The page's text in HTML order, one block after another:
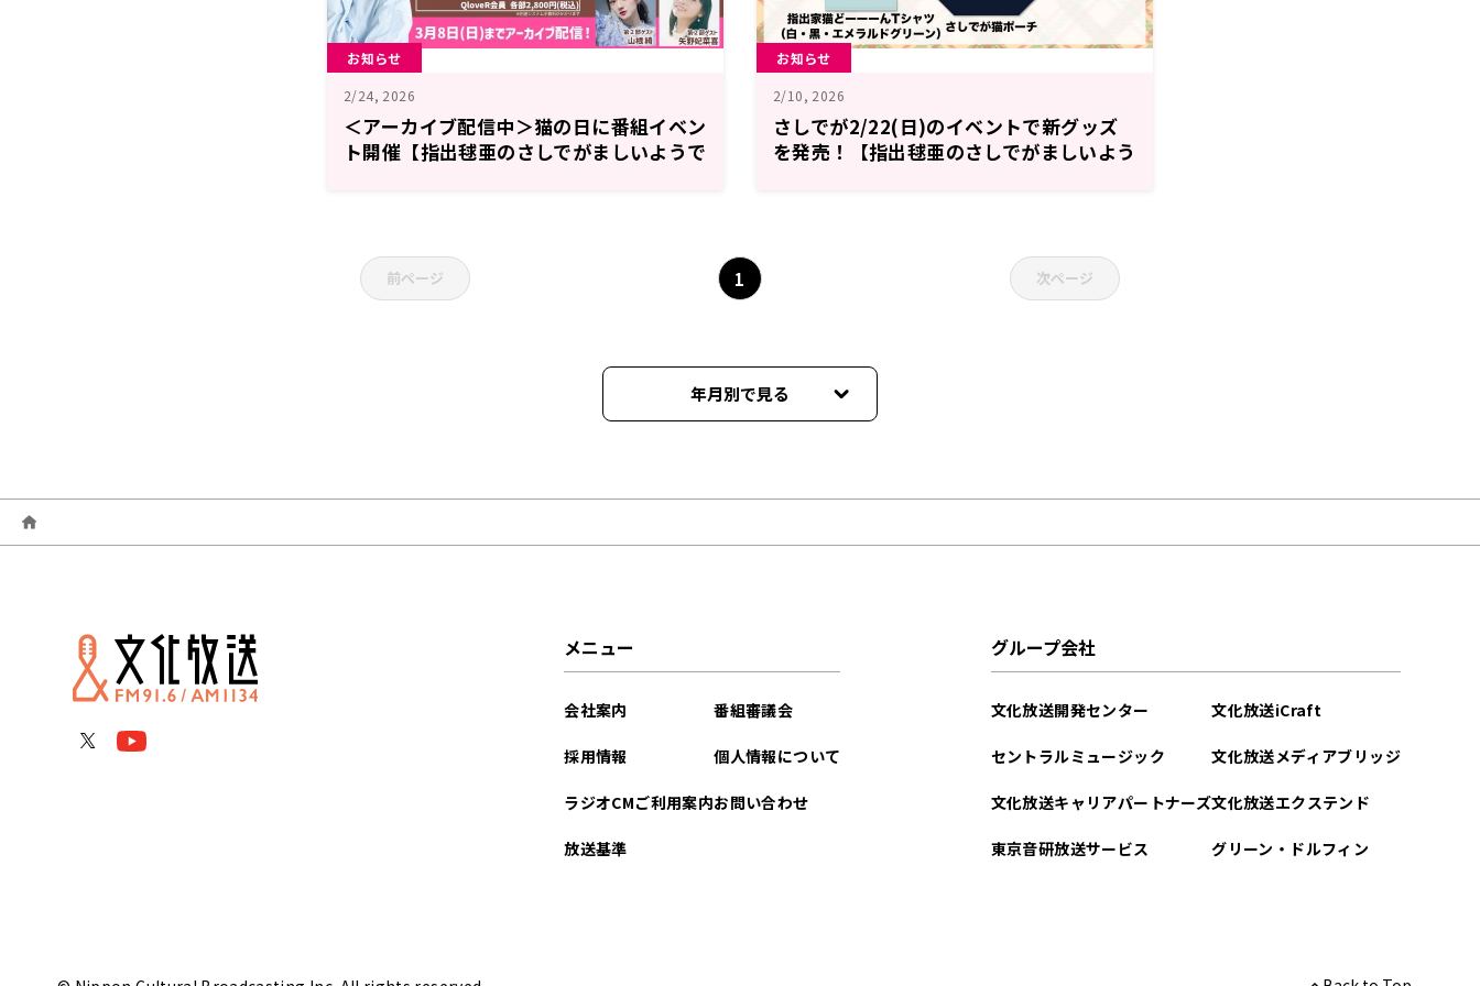
お知らせ
2/24, 2026
＜アーカイブ配信中＞猫の日に番組イベン
ト開催【指出毬亜のさしでがましいようで
お知らせ
2/10, 2026
さしでが2/22(日)のイベントで新グッズ
を発売！【指出毬亜のさしでがましいよう
前ページ 1 次ページ
年月別で見る
2024年09月
2024年07月
メニュー
会社案内
採用情報
ラジオCMご利用案内
放送基準
番組審議会
個人情報について
お問い合わせ
グループ会社
文化放送開発センター
セントラルミュージック
文化放送キャリアパートナーズ
東京音研放送サービス
文化放送iCraft
文化放送メディアブリッジ
文化放送エクステンド
グリーン・ドルフィン